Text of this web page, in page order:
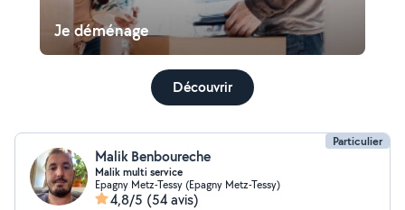
Je déménage
Découvrir
Particulier
Malik Benboureche
Malik multi service
Epagny Metz-Tessy (Epagny Metz-Tessy)
4,8/5 (54 avis)